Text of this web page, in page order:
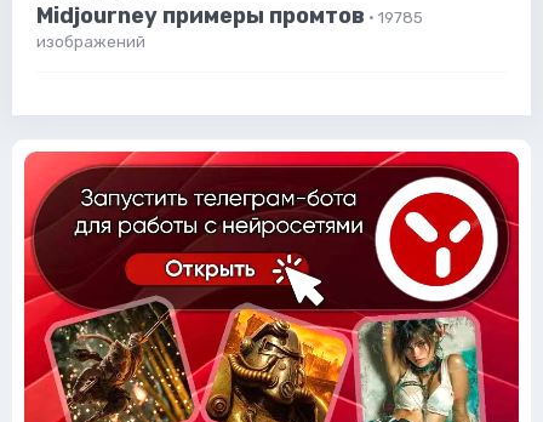
Midjourney примеры промтов · 19785
изображений